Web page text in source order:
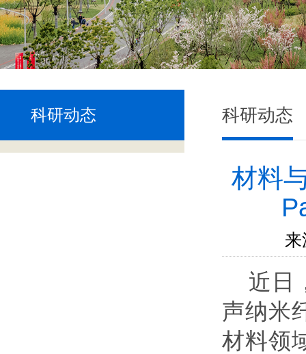
科研动态 科研动态
材料
近日
声纳米
材料领